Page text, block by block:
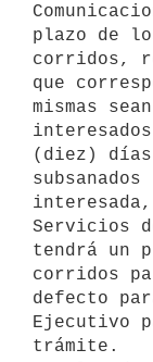
plazo de
corridos,
que
mismas
(diez)
Servicios
tendrá un
corridos
defecto
Ejecutivo
trámite.